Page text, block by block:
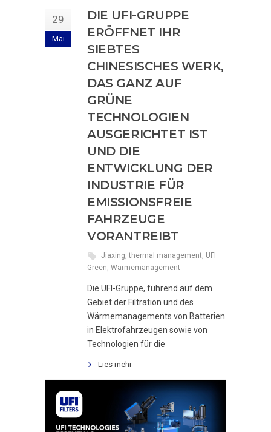
29
Mai
DIE UFI-GRUPPE
ERÖFFNET IHR
SIEBTES
CHINESISCHES WERK,
DAS GANZ AUF
GRÜNE
TECHNOLOGIEN
AUSGERICHTET IST
UND DIE
ENTWICKLUNG DER
INDUSTRIE FÜR
EMISSIONSFREIE
FAHRZEUGE
VORANTREIBT
Jiaxing,thermal management, UFI
Green, Wärmemanagement
Die UFI-Gruppe, führend auf dem
Gebiet der Filtration und des
Wärmemanagements von Batterien
in Elektrofahrzeugen sowie von
Technologien für die
Lies mehr